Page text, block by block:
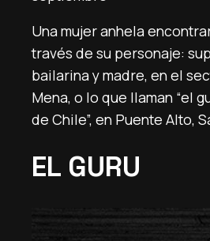
Una mujer anhela
través de su personaje:
bailarina y madre, en el
Mena, o lo que llaman “el
de Chile”, en Puente Alto,
EL GURU